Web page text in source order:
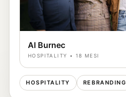
Al Burnec
HOSPITALITY • 18 MESI
HOSPITALITY REBRANDING